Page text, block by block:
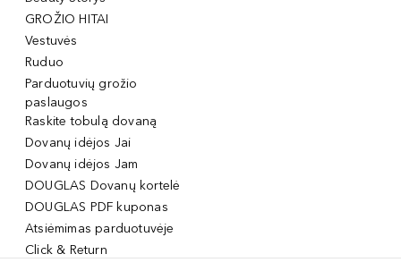
GROŽIO HITAI
Vestuvės
Ruduo
Parduotuvių grožio
paslaugos
Raskite tobulą dovaną
Dovanų idėjos Jai
Dovanų idėjos Jam
DOUGLAS Dovanų kortelė
DOUGLAS PDF kuponas
Atsiėmimas parduotuvėje
Click & Return